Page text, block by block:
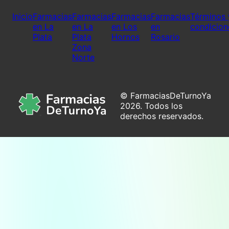
InicioFarmacias
en La
Plata
Farmacias
en La
Plata
Zona
Norte
Farmacias
en Los
Hornos
Farmacias
en
Rosario
Términos
© FarmaciasDeTurnoYa
2026. Todos los
derechos reservados.